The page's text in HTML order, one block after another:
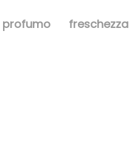
profumo freschezza